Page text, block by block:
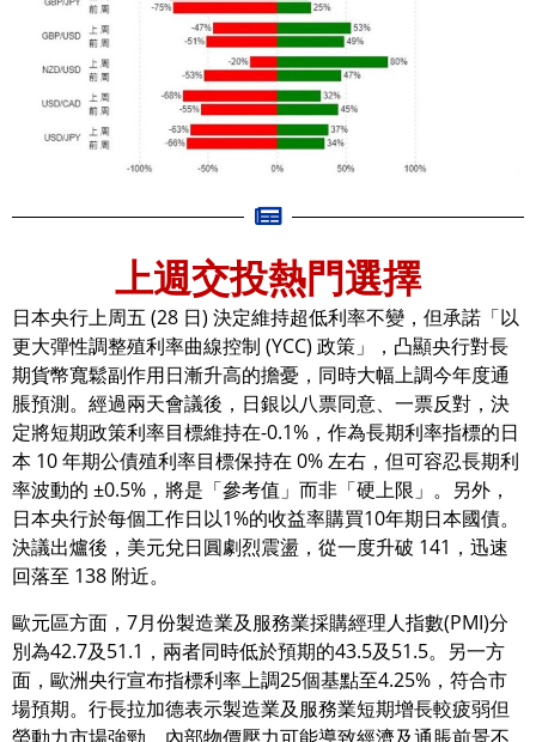
上週交投熱門選擇
日本央行上周五 (28 日) 決定維持超低利率不變，但承諾「以
更大彈性調整殖利率曲線控制 (YCC) 政策」，凸顯央行對長
期貨幣寬鬆副作用日漸升高的擔憂，同時大幅上調今年度通
脹預測。經過兩天會議後，日銀以八票同意、一票反對，決
定將短期政策利率目標維持在-0.1%，作為長期利率指標的日
本 10 年期公債殖利率目標保持在 0% 左右，但可容忍長期利
率波動的 ±0.5%，將是「參考值」而非「硬上限」。另外，
日本央行於每個工作日以1%的收益率購買10年期日本國債。
決議出爐後，美元兌日圓劇烈震盪，從一度升破 141，迅速
回落至 138 附近。
歐元區方面，7月份製造業及服務業採購經理人指數(PMI)分
別為42.7及51.1，兩者同時低於預期的43.5及51.5。另一方
面，歐洲央行宣布指標利率上調25個基點至4.25%，符合市
場預期。行長拉加德表示製造業及服務業短期增長較疲弱但